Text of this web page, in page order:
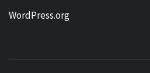
WordPress.org